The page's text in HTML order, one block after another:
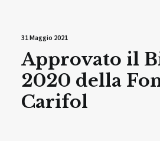
31 Maggio 2021
Approvato il
2020 della
Carifol